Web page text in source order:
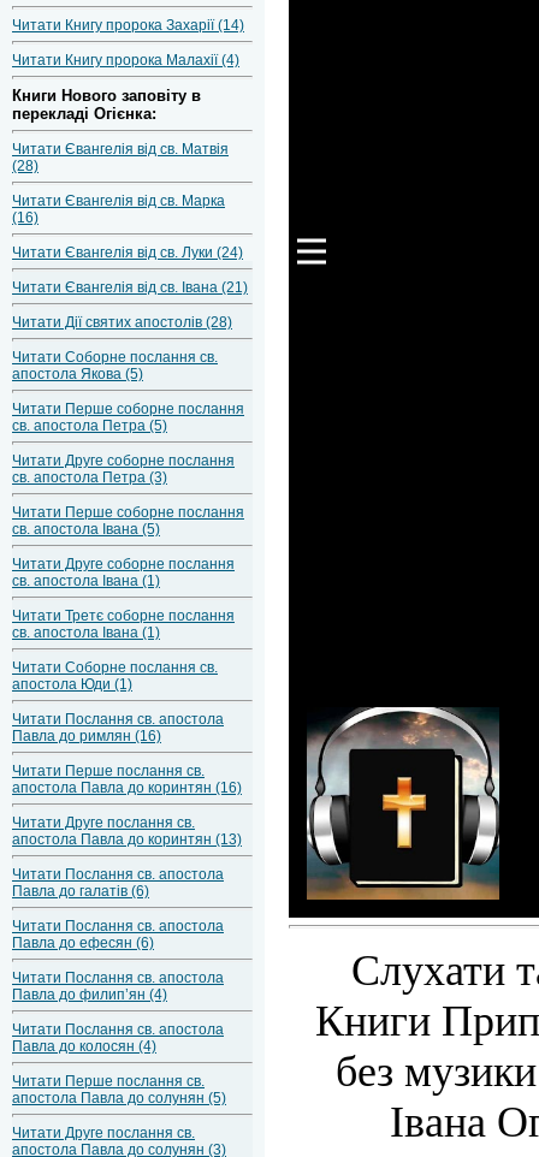
Читати Книгу пророка Захарії (14)
Читати Книгу пророка Малахії (4)
Книги Нового заповіту в
перекладі Огієнка:
Читати Євангелія від св. Матвія
(28)
Читати Євангелія від св. Марка
(16)
Читати Євангелія від св. Луки (24)
Читати Євангелія від св. Івана (21)
Читати Дії святих апостолів (28)
Читати Соборне послання св.
апостола Якова (5)
Читати Перше соборне послання
св. апостола Петра (5)
Читати Друге соборне послання
св. апостола Петра (3)
Читати Перше соборне послання
св. апостола Івана (5)
Читати Друге соборне послання
св. апостола Івана (1)
Читати Третє соборне послання
св. апостола Івана (1)
Читати Соборне послання св.
апостола Юди (1)
Читати Послання св. апостола
Павла до римлян (16)
Читати Перше послання св.
апостола Павла до коринтян (16)
Читати Друге послання св.
апостола Павла до коринтян (13)
Читати Послання св. апостола
Павла до галатів (6)
Читати Послання св. апостола
Павла до ефесян (6)
Читати Послання св. апостола
Павла до филип’ян (4)
Читати Послання св. апостола
Павла до колосян (4)
Читати Перше послання св.
апостола Павла до солунян (5)
Читати Друге послання св.
апостола Павла до солунян (3)
Слухати
Книги
без
Івана